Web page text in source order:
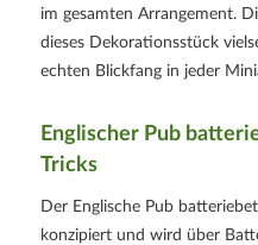
im gesamten Arrangement.
dieses Dekorationsstück
echten Blickfang in jeder
Englischer Pub
Tricks
Der Englische Pub
konzipiert und wird über